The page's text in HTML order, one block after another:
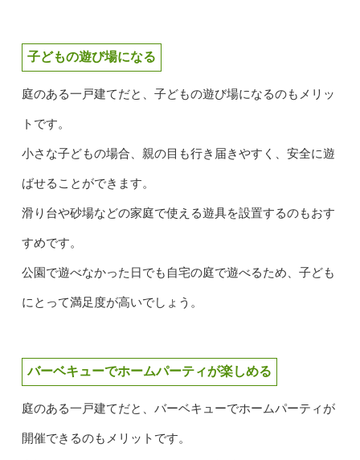
子どもの遊び場になる
庭のある一戸建てだと、子どもの遊び場になるのもメリッ
トです。
小さな子どもの場合、親の目も行き届きやすく、安全に遊
ばせることができます。
滑り台や砂場などの家庭で使える遊具を設置するのもおす
すめです。
公園で遊べなかった日でも自宅の庭で遊べるため、子ども
にとって満足度が高いでしょう。
バーベキューでホームパーティが楽しめる
庭のある一戸建てだと、バーベキューでホームパーティが
開催できるのもメリットです。